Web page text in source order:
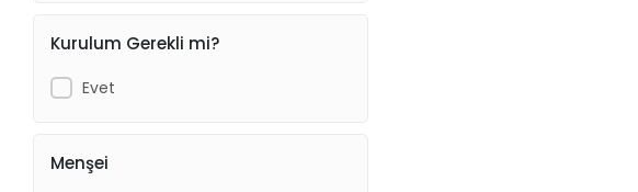
Kurulum Gerekli mi?
Evet
Menşei